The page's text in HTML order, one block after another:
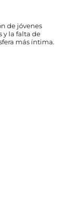
de jóvenes
y la falta de
más íntima.